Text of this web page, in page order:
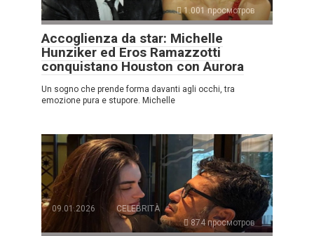
1.001 просмотров
Accoglienza da star: Michelle
Hunziker ed Eros Ramazzotti
conquistano Houston con Aurora
Un sogno che prende forma davanti agli occhi, tra
emozione pura e stupore. Michelle
09.01.2026
CELEBRITÀ
874 просмотров